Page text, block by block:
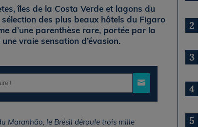
îles de la Costa Verde et lagons du
des plus beaux hôtels du Figaro
d’une parenthèse rare, portée par la
vraie sensation d’évasion.
Maranhão, le Brésil déroule trois mille
2
3
4
5